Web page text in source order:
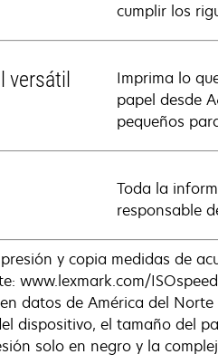
cumplir los
versátil
Imprima lo
papel desde
pequeños
Toda la
responsable
y copia medidas de
www.lexmark.com/
datos de América del
dispositivo, el tamaño del
solo en negro y la